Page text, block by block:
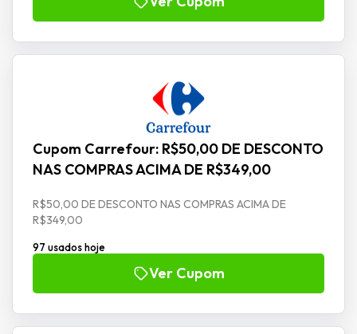
Cupom Carrefour: R$50,00 DE DESCONTO
NAS COMPRAS ACIMA DE R$349,00
R$50,00 DE DESCONTO NAS COMPRAS ACIMA DE
R$349,00
97 usados hoje
Ver Cupom